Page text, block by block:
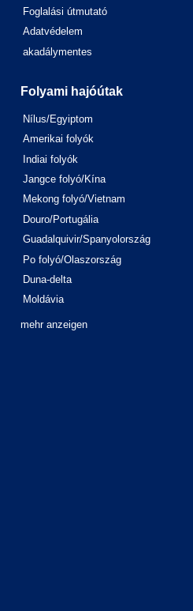
Foglalási útmutató
Adatvédelem
akadálymentes
Folyami hajóútak
Nílus/Egyiptom
Amerikai folyók
Indiai folyók
Jangce folyó/Kína
Mekong folyó/Vietnam
Douro/Portugália
Guadalquivir/Spanyolország
Po folyó/Olaszország
Duna-delta
Moldávia
mehr anzeigen